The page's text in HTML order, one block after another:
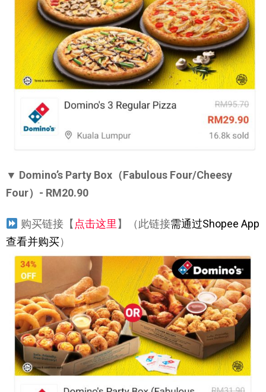
▼ Domino’s Party Box（Fabulous Four/Cheesy
Four）- RM20.90
购买链接【 点击这里 】（此链接需通过Shopee App
查看并购买）